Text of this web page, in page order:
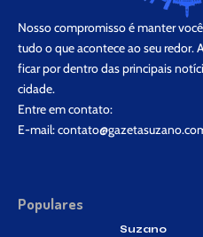
Nosso compromisso é manter
tudo o que acontece ao seu redor.
ficar por dentro das principais
cidade.
Entre em contato:
E-mail:
Populares
Suzano